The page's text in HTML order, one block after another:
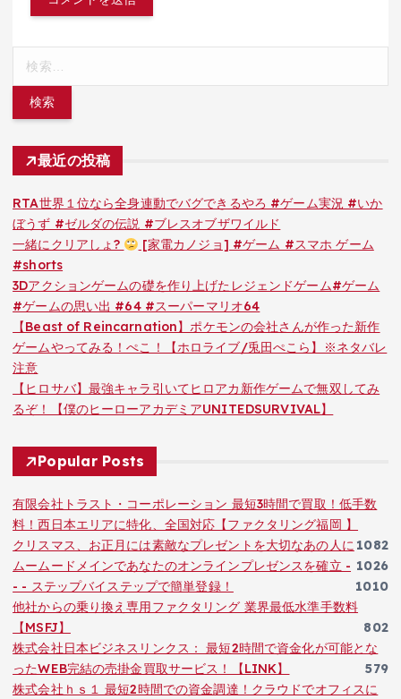
最近の投稿
RTA世界１位なら全身連動でバグできるやろ #ゲーム実況 #いか
ぼうず #ゼルダの伝説 #ブレスオブザワイルド
一緒にクリアしょ?
[家電カノジョ] #ゲーム #スマホ ゲーム
#shorts
3Dアクションゲームの礎を作り上げたレジェンドゲーム#ゲーム
#ゲームの思い出 #64 #スーパーマリオ64
【Beast of Reincarnation】ポケモンの会社さんが作った新作
ゲームやってみる！ぺこ！【ホロライブ/兎田ぺこら】※ネタバレ
注意
【ヒロサバ】最強キャラ引いてヒロアカ新作ゲームで無双してみ
るぞ！【僕のヒーローアカデミアUNITEDSURVIVAL】
Popular Posts
有限会社トラスト・コーポレーション 最短3時間で買取！低手数
料！西日本エリアに特化、全国対応【ファクタリング福岡 】
1082
クリスマス、お正月には素敵なプレゼントを大切なあの人に
1026
ムームードメインであなたのオンラインプレゼンスを確立 -
- - ステップバイステップで簡単登録！
1010
他社からの乗り換え専用ファクタリング 業界最低水準手数料
【MSFJ】
802
株式会社日本ビジネスリンクス： 最短2時間で資金化が可能とな
ったWEB完結の売掛金買取サービス！【LINK】
579
株式会社ｈｓ１ 最短2時間での資金調達！クラウドでオフィスに